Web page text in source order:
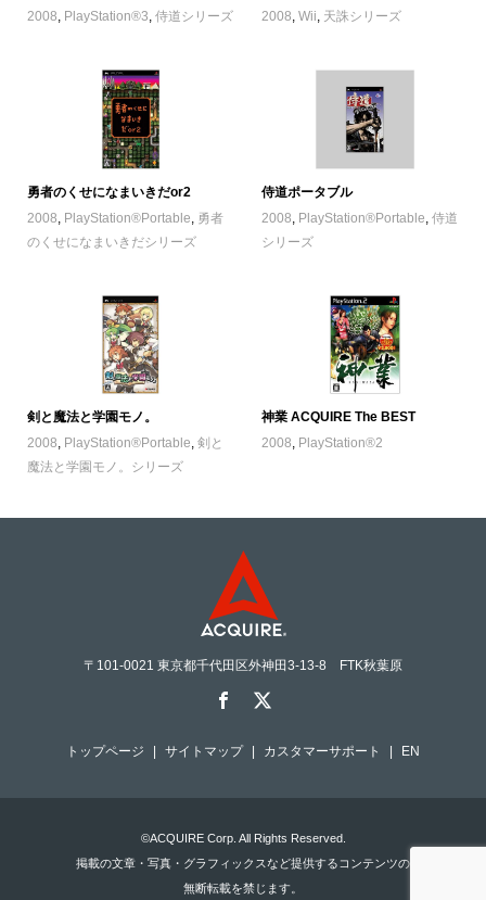
2008, PlayStation®3, 侍道シリーズ
2008,Wii, 天誅シリーズ
勇者のくせになまいきだor2
2008 PlayStation®Portable
勇者
のくせになまいきだシリーズ
侍道ポータブル
2008 PlayStation®Portable ,侍道
シリーズ
剣と魔法と学園モノ。
2008, PlayStation®Portable, 剣と
魔法と学園モノ。シリーズ
神業 ACQUIRE The BEST
2008, PlayStation®2
〒101-0021 東京都千代田区外神田3-13-8 FTK秋葉原
トップページ サイトマップ カスタマーサポート EN
©ACQUIRE Corp. All Rights Reserved.
掲載の文章・写真・グラフィックスなど提供するコンテンツの
無断転載を禁じます。